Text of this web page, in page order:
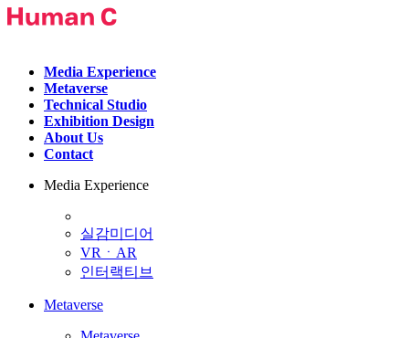
Media Experience
Metaverse
Technical Studio
Exhibition Design
About Us
Contact
Media Experience
실감미디어
VRㆍAR
인터랙티브
Metaverse